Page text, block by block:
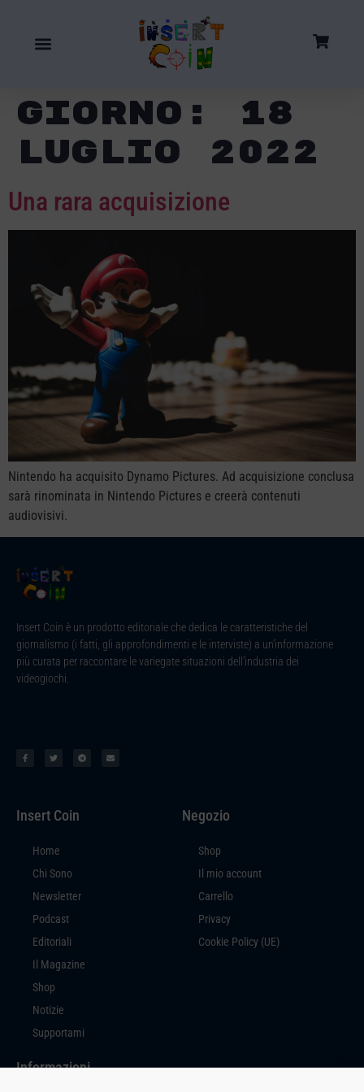
Giorno: 18
Luglio 2022
Una rara acquisizione
Nintendo ha acquisito Dynamo Pictures. Ad acquisizione conclusa
sarà rinominata in Nintendo Pictures e creerà contenuti
audiovisivi.
Insert Coin è un prodotto editoriale che dedica le caratteristiche del
giornalismo (i fatti, gli approfondimenti e le interviste) a un’informazione
più curata per raccontare le variegate situazioni dell’industria dei
videogiochi.
Insert Coin
Home
Chi Sono
Newsletter
Podcast
Editoriali
Il Magazine
Shop
Notizie
Supportami
Negozio
Shop
Il mio account
Carrello
Privacy
Cookie Policy (UE)
Informazioni